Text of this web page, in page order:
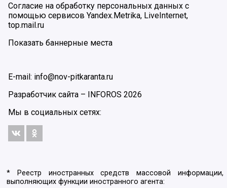
Согласие на обработку персональных данных с
помощью сервисов Yandex.Metrika, LiveInternet,
top.mail.ru
Показать баннерные места
E-mail: info@nov-pitkaranta.ru
Разработчик сайта –
INFOROS 2026
Мы в социальных сетях:
* Реестр иностранных средств массовой информации,
выполняющих функции иностранного агента: